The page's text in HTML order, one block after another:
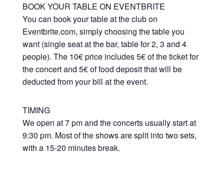
BOOK YOUR TABLE ON EVENTBRITE
You can book your table at the club on
Eventbrite.com, simply choosing the table you
want (single seat at the bar, table for 2, 3 and 4
people). The 10€ price includes 5€ of the ticket for
the concert and 5€ of food deposit that will be
deducted from your bill at the event.
TIMING
We open at 7 pm and the concerts usually start at
9:30 pm. Most of the shows are split into two sets,
with a 15-20 minutes break.